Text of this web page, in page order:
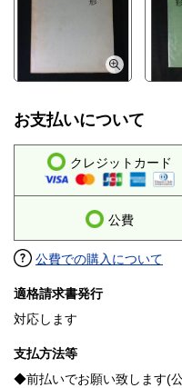
お支払いについて
クレジットカード
公費
公費での購入について
適格請求書発行
対応します
支払方法等
◆前払いでお願い致します(